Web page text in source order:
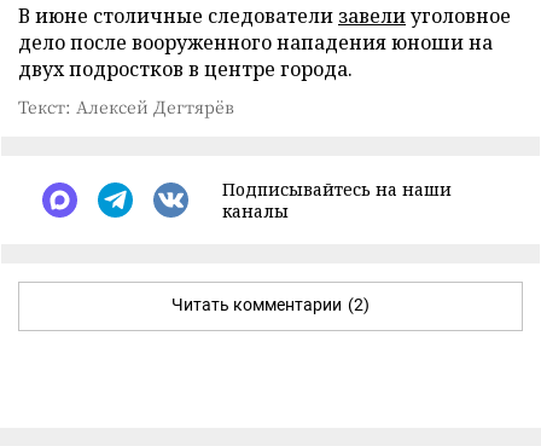
В июне столичные следователи завелиуголовное
дело после вооруженного нападения юноши на
двух подростков в центре города.
Текст: Алексей Дегтярёв
Подписывайтесь на наши
каналы
Читать комментарии (2)